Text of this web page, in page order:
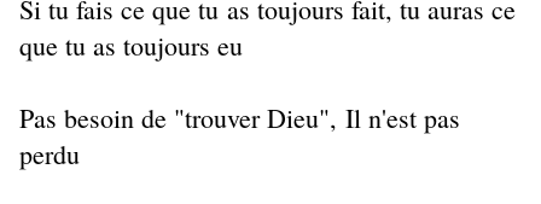
Si tu fais ce que tu as toujours fait, tu auras ce
que tu as toujours eu
Pas besoin de "trouver Dieu", Il n'est pas
perdu